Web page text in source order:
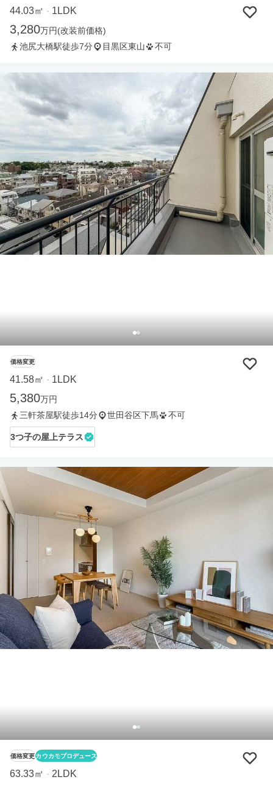
44.03㎡ ・ 1LDK
3,280万円(改装前価格)
池尻大橋駅徒歩7分
目黒区東山 不可
価格変更
41.58㎡ ・ 1LDK
5,380万円
三軒茶屋駅徒歩14分
世田谷区下馬 不可
3つ子の屋上テラス
価格変更カウカモプロデュース
63.33㎡ ・ 2LDK